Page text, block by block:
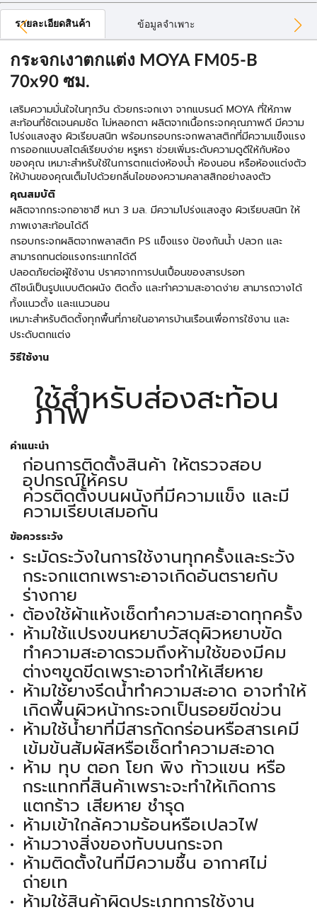
รายละเอียดสินค้า ข้อมูลจำเพาะ
กระจกเงาตกแต่ง MOYA FM05-B
70x90 ซม.
เสริมความมั่นใจในทุกวัน ด้วยกระจกเงา จากแบรนด์ MOYA ที่ให้ภาพ
สะท้อนที่ชัดเจนคมชัด ไม่หลอกตา ผลิตจากเนื้อกระจกคุณภาพดี มีความ
โปร่งแสงสูง ผิวเรียบสนิท พร้อมกรอบกระจกพลาสติกที่มีความแข็งแรง
การออกแบบสไตล์เรียบง่าย หรูหรา ช่วยเพิ่มระดับความดูดีให้กับห้อง
ของคุณ เหมาะสำหรับใช้ในการตกแต่งห้องน้ำ ห้องนอน หรือห้องแต่งตัว
ให้บ้านของคุณเต็มไปด้วยกลิ่นไอของความคลาสสิกอย่างลงตัว
คุณสมบัติ
ผลิตจากกระจกอาซาฮี หนา 3 มล. มีความโปร่งแสงสูง ผิวเรียบสนิท ให้
ภาพเงาสะท้อนได้ดี
กรอบกระจกผลิตจากพลาสติก PS แข็งแรง ป้องกันน้ำ ปลวก และ
สามารถทนต่อแรงกระแทกได้ดี
ปลอดภัยต่อผู้ใช้งาน ปราศจากการปนเปื้อนของสารปรอท
ดีไซน์เป็นรูปแบบติดผนัง ติดตั้ง และทำความสะอาดง่าย สามารถวางได้
ทั้งแนวตั้ง และแนวนอน
เหมาะสำหรับติดตั้งทุกพื้นที่ภายในอาคารบ้านเรือนเพื่อการใช้งาน และ
ประดับตกแต่ง
วิธีใช้งาน
ใช้สำหรับส่องสะท้อน
ภาพ
คำแนะนำ
ก่อนการติดตั้งสินค้า ให้ตรวจสอบ
อุปกรณ์ให้ครบ
ควรติดตั้งบนผนังที่มีความแข็ง และมี
ความเรียบเสมอกัน
ข้อควรระวัง
ระมัดระวังในการใช้งานทุกครั้งและระวัง
กระจกแตกเพราะอาจเกิดอันตรายกับ
ร่างกาย
ต้องใช้ผ้าแห้งเช็ดทำความสะอาดทุกครั้ง
ห้ามใช้แปรงขนหยาบวัสดุผิวหยาบขัด
ทำความสะอาดรวมถึงห้ามใช้ของมีคม
ต่างๆขูดขีดเพราะอาจทำให้เสียหาย
ห้ามใช้ยางรีดน้ำทำความสะอาด อาจทำให้
เกิดพื้นผิวหน้ากระจกเป็นรอยขีดข่วน
ห้ามใช้น้ำยาที่มีสารกัดกร่อนหรือสารเคมี
เข้มข้นสัมผัสหรือเช็ดทำความสะอาด
ห้าม ทุบ ตอก โยก พิง ท้าวแขน หรือ
กระแทกที่สินค้าเพราะจะทำให้เกิดการ
แตกร้าว เสียหาย ชำรุด
ห้ามเข้าใกล้ความร้อนหรือเปลวไฟ
ห้ามวางสิ่งของทับบนกระจก
ห้ามติดตั้งในที่มีความชื้น อากาศไม่
ถ่ายเท
ห้ามใช้สินค้าผิดประเภทการใช้งาน